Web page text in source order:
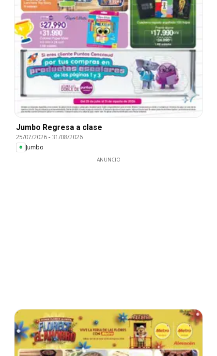
Jumbo Regresa a clase
25/07/2026-31/08/2026
Jumbo
ANUNCIO